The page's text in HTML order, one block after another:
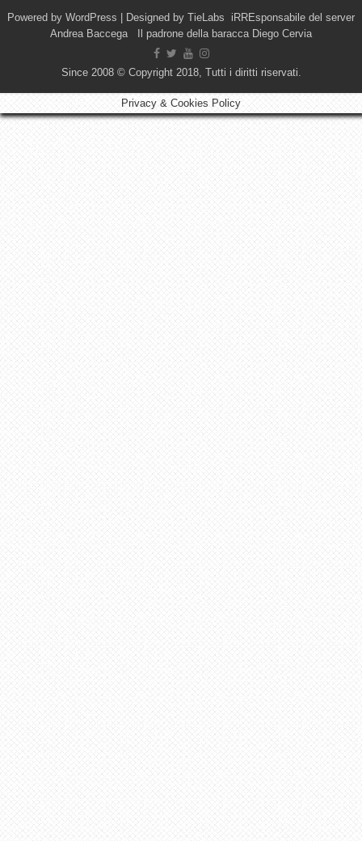
Powered by WordPress | Designed by TieLabs iRREsponsabile del server
Andrea Baccega Il padrone della baracca Diego Cervia
Since 2008 © Copyright 2018, Tutti i diritti riservati.
Privacy & Cookies Policy